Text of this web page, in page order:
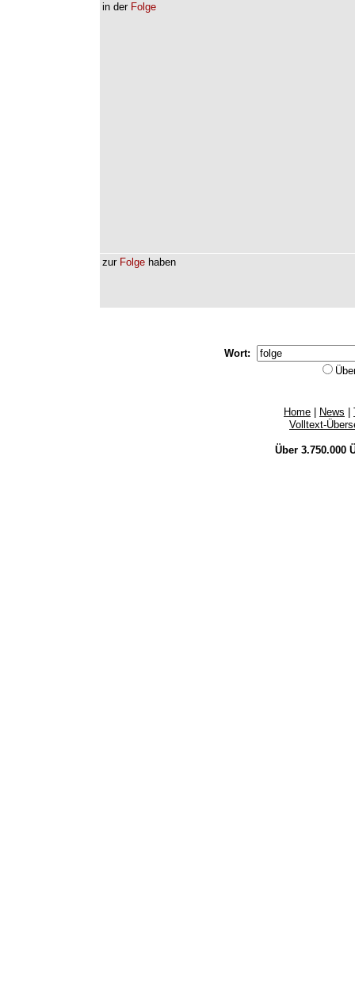
in der Folge
zur Folge haben
Wort:
Home News
Volltext-
Über 3.750.000